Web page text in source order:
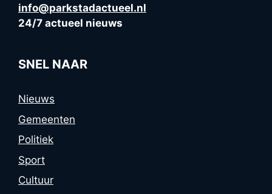
info@parkstadactueel.nl
24/7 actueel nieuws
SNEL NAAR
Nieuws
Gemeenten
Politiek
Sport
Cultuur